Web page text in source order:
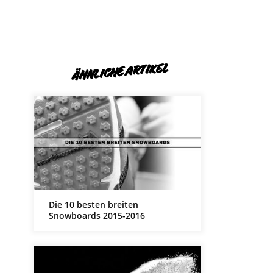
ÄHNLICHE ARTIKEL
Die 10 besten breiten
Snowboards 2015-2016